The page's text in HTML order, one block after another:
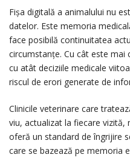
Fișa digitală a animalului nu
datelor. Este memoria
face posibilă continuitatea
circumstanțe. Cu cât este
cu atât deciziile medicale
riscul de erori generate de
Clinicile veterinare care
viu, actualizat la fiecare vizită,
oferă un standard de îngrijire
care se bazează pe memoria